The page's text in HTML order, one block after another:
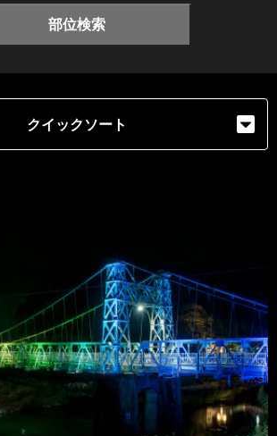
部位検索
クイックソート